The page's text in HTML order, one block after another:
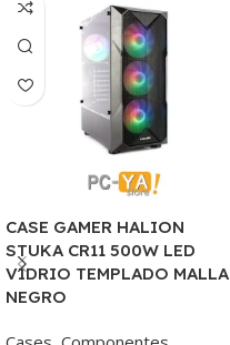
CASE GAMER HALION
STUKA CR11 500W LED
VIDRIO TEMPLADO MALLA
NEGRO